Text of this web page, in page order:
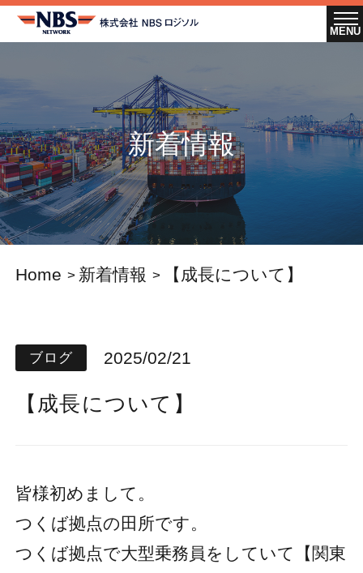
新着情報
Home 新着情報 【成長について】
ブログ 2025/02/21
【成長について】
皆様初めまして。
つくば拠点の田所です。
つくば拠点で大型乗務員をしていて【関東